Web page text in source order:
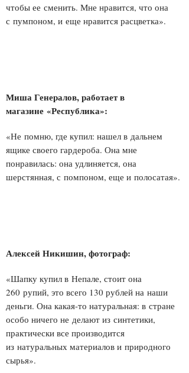
чтобы ее сменить. Мне нравится, что она
с пумпоном, и еще нравится расцветка».
Миша Генералов, работает в
магазине «Республика»:
«Не помню, где купил: нашел в дальнем
ящике своего гардероба. Она мне
понравилась: она удлиняется, она
шерстянная, с помпоном, еще и полосатая».
Алексей Никишин, фотограф:
«Шапку купил в Непале, стоит она
260 рупий, это всего 130 рублей на наши
деньги. Она какая-то натуральная: в стране
особо ничего не делают из синтетики,
практически все производится
из натуральных материалов и природного
сырья».